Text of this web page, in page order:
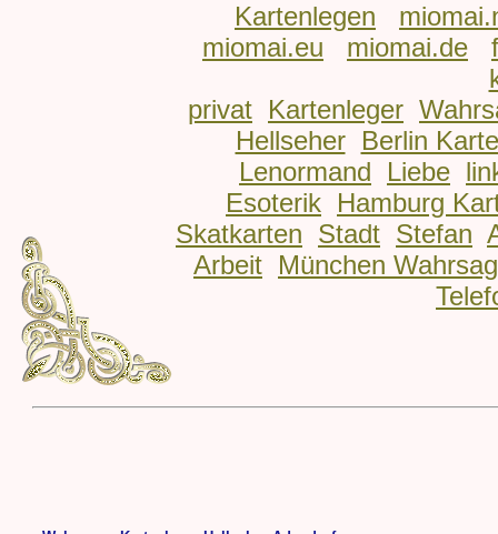
Kartenlegen
miomai.eu
miomai.de
privat Kartenleger
Hellseher
Berlin
Lenormand
Liebe
Esoterik Hamburg
Skatkarten Stadt Stefan
Arbeit München